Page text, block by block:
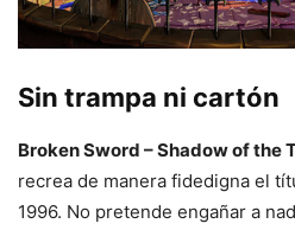
Sin trampa ni cartón
Broken Sword – Shadow of the
recrea de manera fidedigna el
1996. No pretende engañar a